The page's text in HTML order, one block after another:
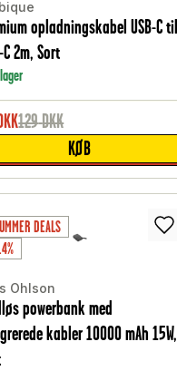
opladningskabel USB-C til
C 2m, Sort
DKK129DKK
KØB
DEALS
Ohlson
powerbank med
kabler 10000 mAh 15W,